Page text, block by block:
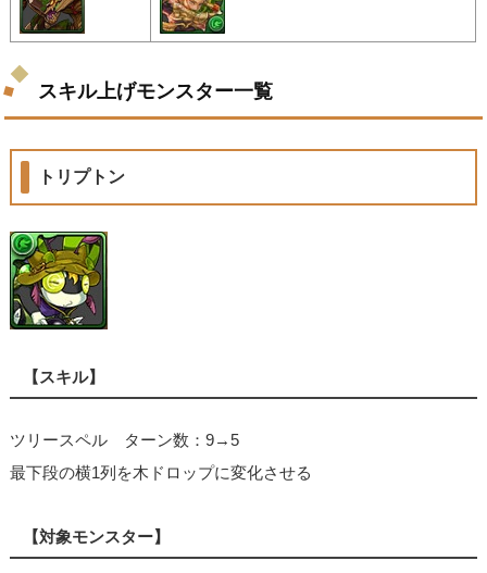
スキル上げモンスター一覧
トリプトン
【スキル】
ツリースペル ターン数：9→5
最下段の横1列を木ドロップに変化させる
【対象モンスター】